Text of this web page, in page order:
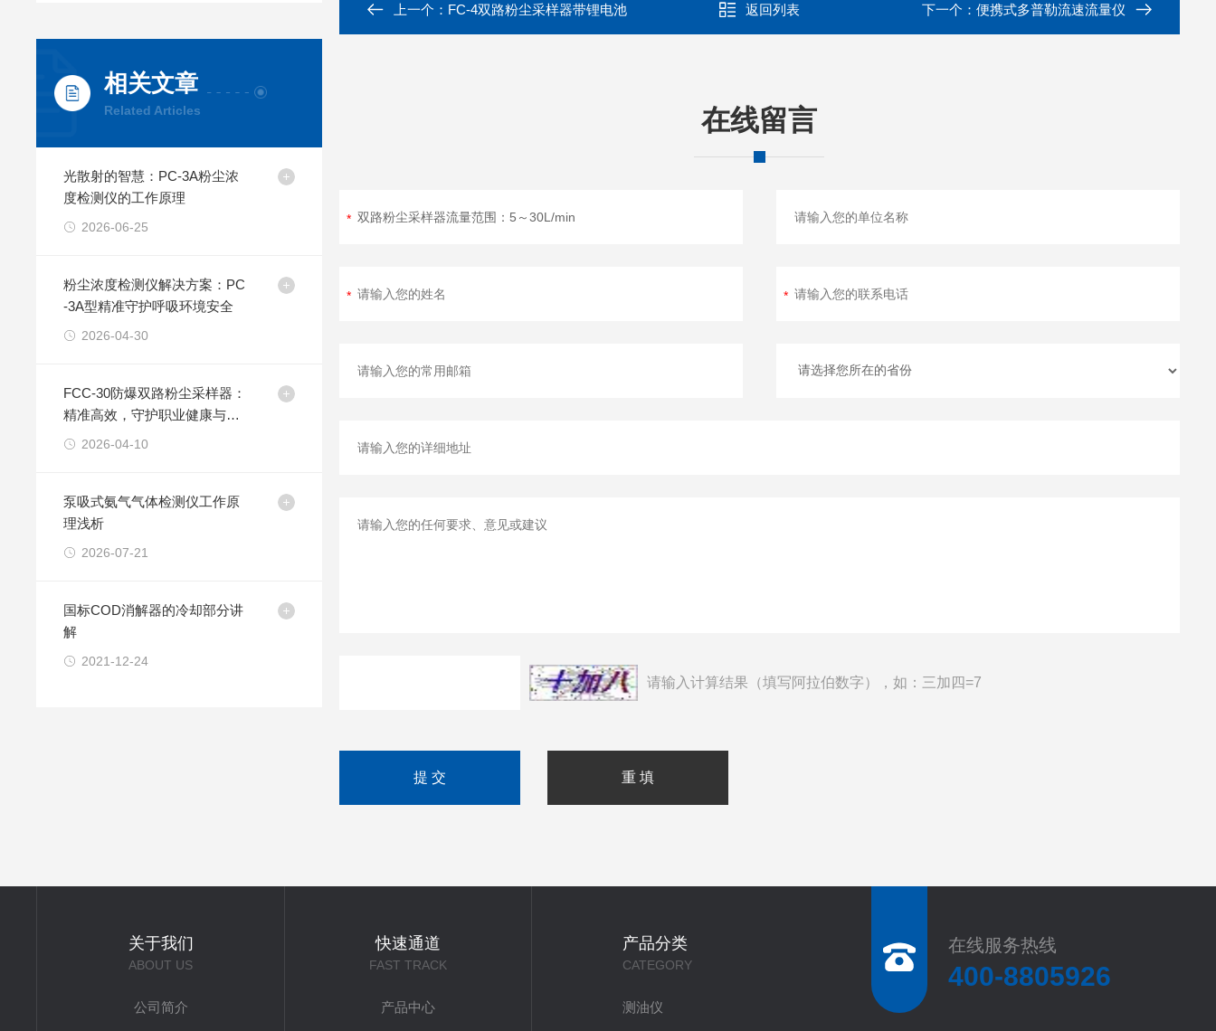
相关文章
Related Articles
光散射的智慧：PC-3A粉尘浓
度检测仪的工作原理
2026-06-25
粉尘浓度检测仪解决方案：PC
-3A型精准守护呼吸环境安全
2026-04-30
FCC-30防爆双路粉尘采样器：
精准高效，守护职业健康与尘
密环境2026-04-10
泵吸式氨气气体检测仪工作原
理浅析
2026-07-21
国标COD消解器的冷却部分讲
解
2021-12-24
上一个： FC-4双路粉尘采样器带锂电池 返回列表 下一个： 便携式多普勒流速流量仪
在线留言
请输入计算结果（填写阿拉伯数字），如：三加四=7
关于我们
ABOUT US
公司简介
快速通道
FAST TRACK
产品中心
产品分类
CATEGORY
测油仪
在线服务热线
400-8805926